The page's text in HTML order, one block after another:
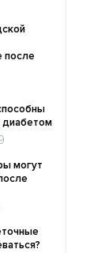
после
могут